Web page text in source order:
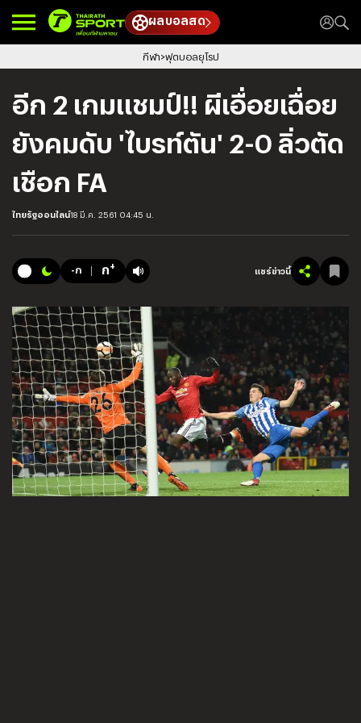
ผลบอลสด
กีฬา ฟุตบอลยุโรป
อีก 2 เกมแชมป์!! ผีเอื่อยเฉื่อย
ยังคมดับ 'ไบรท์ตัน' 2-0 ลิ่วตัด
เชือก FA
ไทยรัฐออนไลน์18 มี.ค. 2561 04:45 น.
-ก ก+ แชร์ข่าวนี้